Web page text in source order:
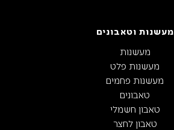
מעשנות וטאבונים
מעשנות
מעשנות פלט
מעשנות פחמים
טאבונים
טאבון חשמלי
טאבון לחצר